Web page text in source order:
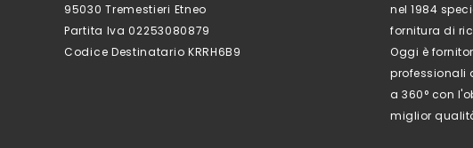
95030 Tremestieri Etneo
Partita Iva 02253080879
Codice Destinatario KRRH6B9
nel 1984
fornitura di
Oggi è
professionali
a 360° con
miglior